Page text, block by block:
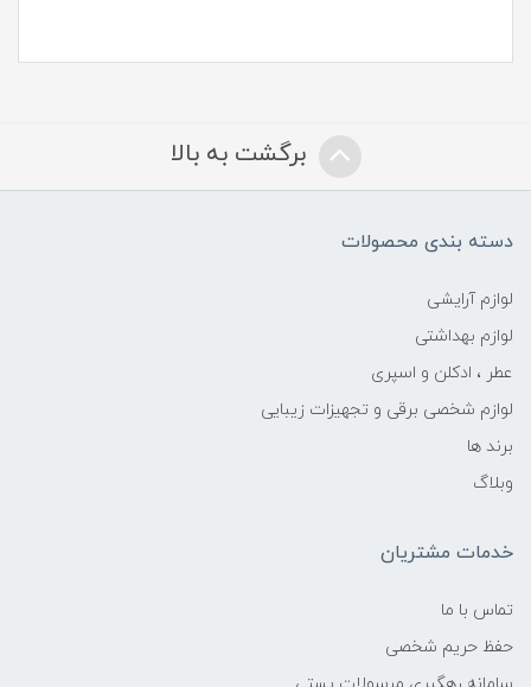
برگشت به بالا
دسته بندی محصولات
لوازم آرایشی
لوازم بهداشتی
عطر ، ادکلن و اسپری
لوازم شخصی برقی و تجهیزات زیبایی
برند ها
وبلاگ
خدمات مشتریان
تماس با ما
حفظ حریم شخصی